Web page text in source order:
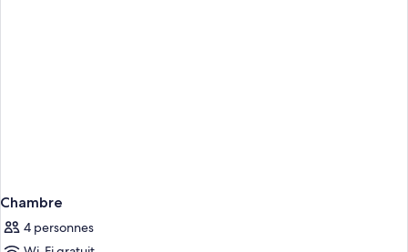
Chambre
4 personnes